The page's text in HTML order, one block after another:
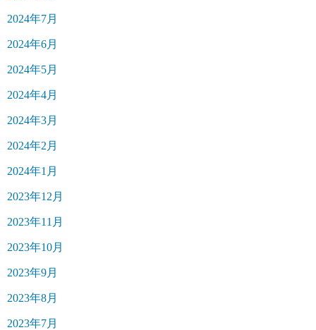
2024年7月
2024年6月
2024年5月
2024年4月
2024年3月
2024年2月
2024年1月
2023年12月
2023年11月
2023年10月
2023年9月
2023年8月
2023年7月